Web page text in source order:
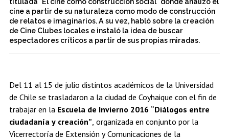
ADMISIÓN
PERIODISMO CINE Y TV
Estudiantes Académicos Egresados
titulada "El cine como construcción social" donde analizó el
cine a partir de su naturaleza como modo de construcción
de relatos e imaginarios. A su vez, habló sobre la creación
de Cine Clubes locales e instaló la idea de buscar
espectadores críticos a partir de sus propias miradas.
Del 11 al 15 de julio distintos académicos de la Universidad
de Chile se trasladaron a la ciudad de Coyhaique con el fin de
trabajar en la Escuela de Invierno 2016 “Diálogos entre
ciudadanía y creación”, organizada en conjunto por la
Vicerrectoría de Extensión y Comunicaciones de la